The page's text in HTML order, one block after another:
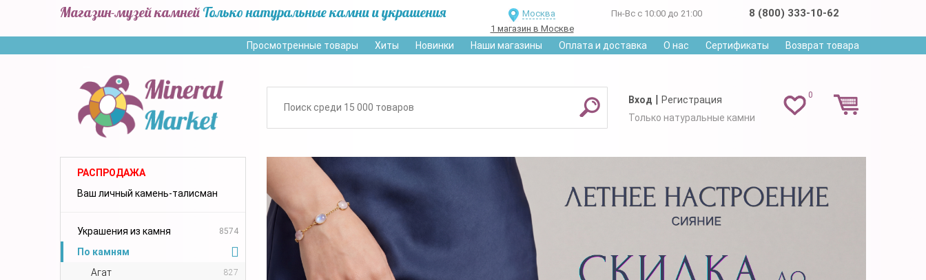
Магазин-музей камней Только натуральные камни и украшения
Москва
1 магазин в Москве
Пн-Вс с 10:00 до 21:00 8 (800) 333-10-62
Просмотренные товары Хиты Новинки Наши магазины Оплата и доставка О нас Сертификаты Возврат товара
0
Вход | Регистрация
Только натуральные камни
РАСПРОДАЖА
Ваш личный камень-талисман
Украшения из камня 8574
По камням
Агат
827